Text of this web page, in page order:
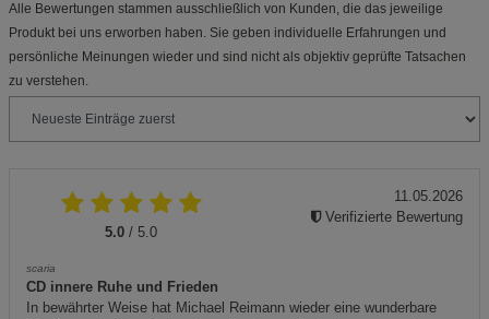
Alle Bewertungen stammen ausschließlich von Kunden, die das jeweilige
Produkt bei uns erworben haben. Sie geben individuelle Erfahrungen und
persönliche Meinungen wieder und sind nicht als objektiv geprüfte Tatsachen
zu verstehen.
5.0 / 5.0
scaria
CD innere Ruhe und Frieden
In bewährter Weise hat Michael Reimann wieder eine wunderbare
11.05.2026
Verifizierte Bewertung